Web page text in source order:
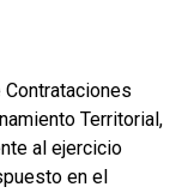
Contrataciones
Territorial,
al ejercicio
en el